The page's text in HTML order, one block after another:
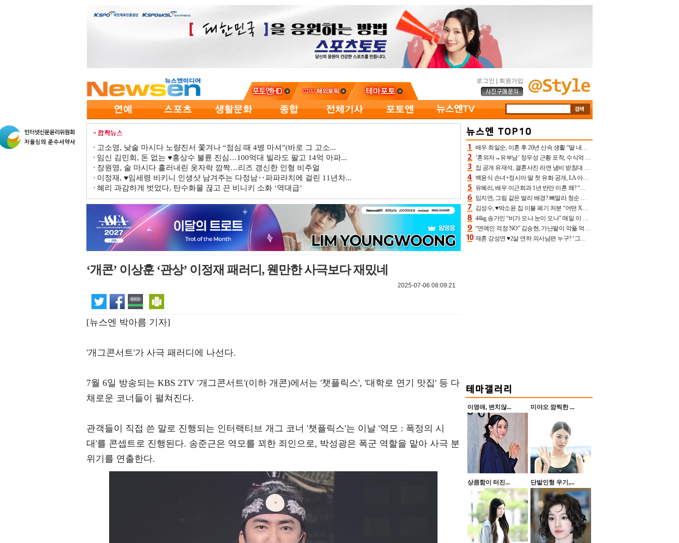
로그인 회원가입
고소영, 낮술 마시다 노량진서 쫓겨나 “점심 때 4병 마셔”(바로 그 고소...
임신 김민희, 돈 없는 ♥홍상수 불륜 진심…100억대 빌라도 팔고 14억 아파...
장원영, 술 마시다 흘러내린 옷자락 깜짝…리즈 갱신한 인형 비주얼
이정재, ♥임세령 비키니 인생샷 남겨주는 다정남‥파파라치에 걸린 11년차...
혜리 과감하게 벗었다, 탄수화물 끊고 끈 비니키 소화 ‘역대급’
‘개콘’ 이상훈 ‘관상’ 이정재 패러디, 웬만한 사극보다 재밌네
2025-07-06 08:09:21
[뉴스엔 박아름 기자]
'개그콘서트'가 사극 패러디에 나선다.
7월 6일 방송되는 KBS 2TV '개그콘서트'(이하 개콘)에서는 '챗플릭스', '대학로 연기 맛집' 등 다
채로운 코너들이 펼쳐진다.
관객들이 직접 쓴 말로 진행되는 인터랙티브 개그 코너 '챗플릭스'는 이날 '역모 : 폭정의 시
대'를 콘셉트로 진행된다. 송준근은 역모를 꾀한 죄인으로, 박성광은 폭군 역할을 맡아 사극 분
위기를 연출한다.
배우 최일순, 이혼 후 20년 산속 생활 “딸 내가 버렸다고 원망‥맘 아파”(특종)[어제TV]
‘혼외자→유부남’ 정우성 근황 포착, 수식억 해킹 피해 후배 만났다 “존경하는”
집 공개 유재석, 결혼사진 라면 냄비 받침대 되고 분노‥가족사진도 피해(놀뭐)[어제TV]
백윤식 손녀+정시아 딸 첫 유화 공개, LA 아트쇼→서울국제조각페스타 작가다운 수준급 실력
유혜리, 배우 이근희과 1년 반만 이혼 왜? “식칼 꽂고 의자 던져” 충격 폭로(특종)[어제TV]
임지연, 그림 같은 발리 배경? 뼈말라 청순 비키니 핏에 상대 안 되네
김성수, ♥박소윤 집 이불 폐기 처분 “어떤 X이랑 썼을지 몰라” 질투(신랑수업2)[어제TV]
44kg 송가인 “비가 오나 눈이 오나” 매일 이 운동, 허벅지 근육량 상승+체지방 감소
“연예인 걱정 NO” 김승현, 가난팔이 악플 억울할만‥아내+딸과 日 여행
재혼 강성연 ♥2살 연하 의사남편 누구? ‘그알’ 자문의에 훈남 비주얼 초엘리트 스펙 [종합]
이영애, 변치않... 미야오 깜찍한 ...
상큼함이 터진... 단발인형 우기,...